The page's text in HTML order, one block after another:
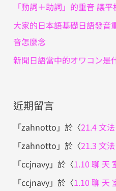
「動詞＋助詞」的重音 讓
大家的日本語基礎日語發音
音怎麼念
新聞日語當中的オワコン是
近期留言
「zahnotto 」於〈21.4 文
「zahnotto 」於〈21.3 文
「ccjnavy」於〈1.10 聊 天
「ccjnavy」於〈1.10 聊 天